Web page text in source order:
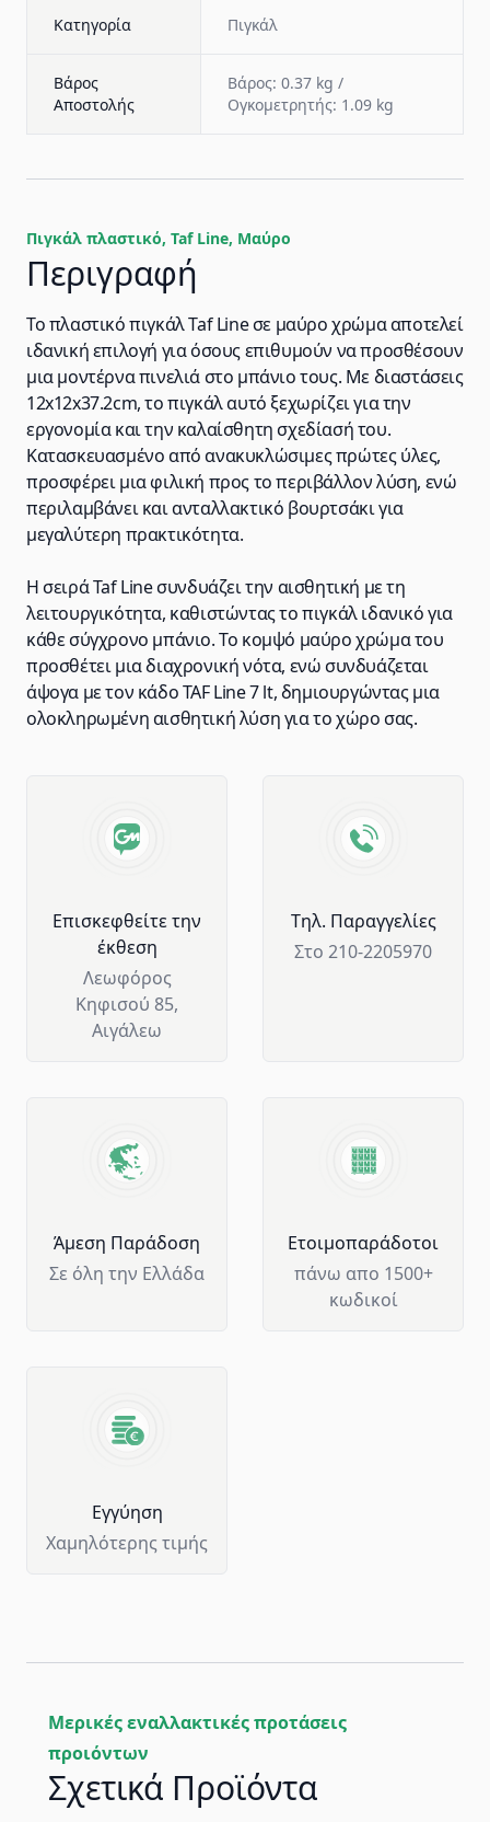
Κατηγορία Πιγκάλ
Βάρος
Αποστολής
Βάρος: 0.37 kg /
Ογκομετρητής: 1.09 kg
Πιγκάλ πλαστικό, Taf Line, Mαύρο
Περιγραφή
Το πλαστικό πιγκάλ Taf Line σε μαύρο χρώμα αποτελεί
ιδανική επιλογή για όσους επιθυμούν να προσθέσουν
μια μοντέρνα πινελιά στο μπάνιο τους. Με διαστάσεις
12x12x37.2cm, το πιγκάλ αυτό ξεχωρίζει για την
εργονομία και την καλαίσθητη σχεδίασή του.
Κατασκευασμένο από ανακυκλώσιμες πρώτες ύλες,
προσφέρει μια φιλική προς το περιβάλλον λύση, ενώ
περιλαμβάνει και ανταλλακτικό βουρτσάκι για
μεγαλύτερη πρακτικότητα.
Η σειρά Taf Line συνδυάζει την αισθητική με τη
λειτουργικότητα, καθιστώντας το πιγκάλ ιδανικό για
κάθε σύγχρονο μπάνιο. Το κομψό μαύρο χρώμα του
προσθέτει μια διαχρονική νότα, ενώ συνδυάζεται
άψογα με τον κάδο TAF Line 7 lt, δημιουργώντας μια
ολοκληρωμένη αισθητική λύση για το χώρο σας.
Επισκεφθείτε την
έκθεση
Λεωφόρος
Κηφισού 85,
Αιγάλεω
Tηλ. Παραγγελίες
Στο 210-2205970
Άμεση Παράδοση
Σε όλη την Ελλάδα
Ετοιμοπαράδοτοι
πάνω απο 1500+
κωδικοί
Eγγύηση
Χαμηλότερης τιμής
Μερικές εναλλακτικές προτάσεις
προιόντων
Σχετικά Προϊόντα